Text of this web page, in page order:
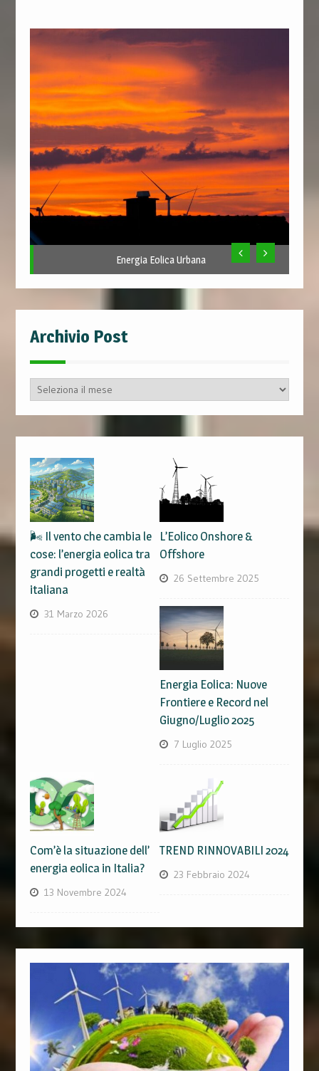
Energia Eolica Urbana
Archivio Post
Archivio
🌬️ Il vento che cambia le
cose: l’energia eolica tra
grandi progetti e realtà
italiana
31 Marzo 2026
L’Eolico Onshore &
Offshore
26 Settembre 2025
Energia Eolica: Nuove
Frontiere e Record nel
Giugno/Luglio 2025
7 Luglio 2025
Com’è la situazione dell’
energia eolica in Italia?
13 Novembre 2024
TREND RINNOVABILI 2024
23 Febbraio 2024